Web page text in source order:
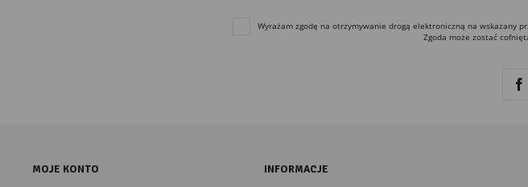
Wyrażam zgodę na otrzymywanie drogą elektroniczną na wskazany
Zgoda może zostać
MOJE KONTO INFORMACJE